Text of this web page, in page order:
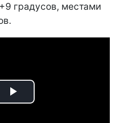
градусов, местами
Play